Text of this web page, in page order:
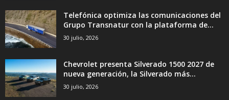
Telefónica optimiza las comunicaciones del
Grupo Transnatur con la plataforma de...
30 julio, 2026
Chevrolet presenta Silverado 1500 2027 de
nueva generación, la Silverado más...
30 julio, 2026